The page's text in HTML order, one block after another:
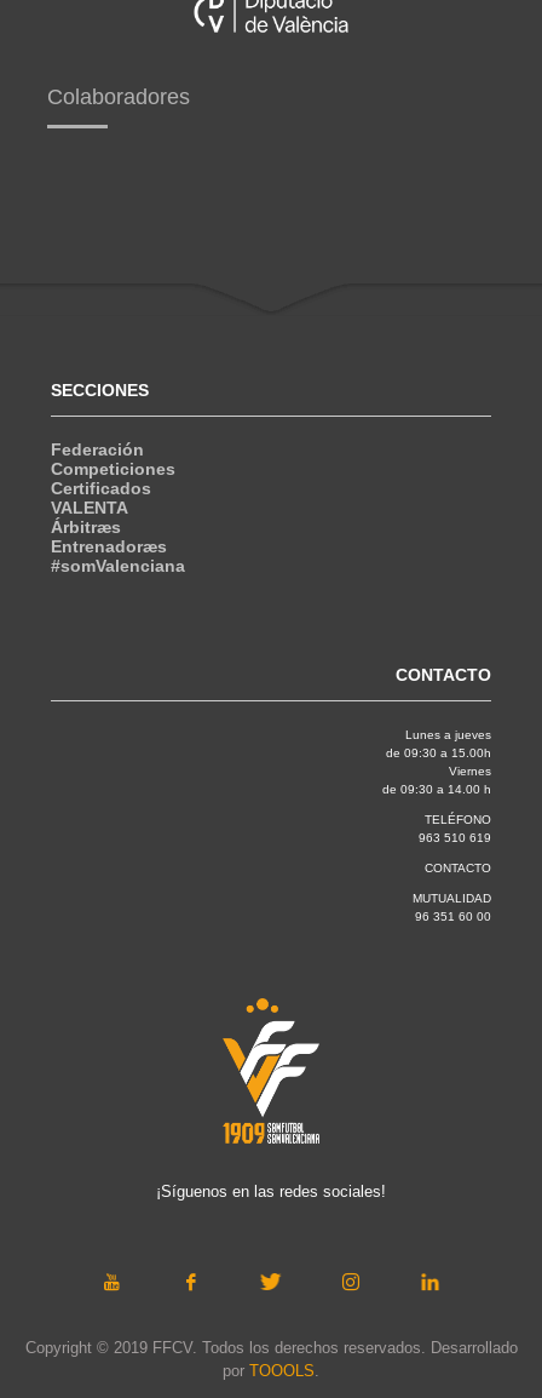
Colaboradores
SECCIONES
Federación
Competiciones
Certificados
VALENTA
Árbitræs
Entrenadoræs
#somValenciana
CONTACTO
Lunes a jueves
de 09:30 a 15.00h
Viernes
de 09:30 a 14.00 h
TELÉFONO
963 510 619
CONTACTO
MUTUALIDAD
96 351 60 00
¡Síguenos en las redes sociales!
Copyright © 2019 FFCV. Todos los derechos reservados. Desarrollado
por TOOOLS.